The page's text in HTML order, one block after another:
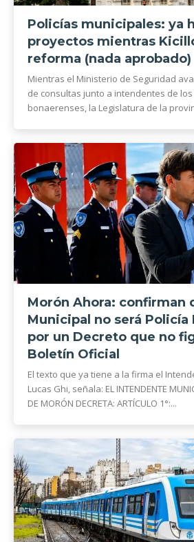
Policías municipales: ya
proyectos mientras
reforma (nada aprobado)
Mientras el Ministerio de Seguridad
de consultas junto a intendentes de los
bonaerenses, la Legislatura de la
Morón Ahora: confirman
Municipal no será Policía
por un Decreto que no
Boletín Oficial
El texto que ya tiene a la firma el
Lucas Ghi, señala: EL INTENDENTE MUNICIPAL DEL PARTIDO
DE MORÓN DECRETA: ARTÍCULO 1°:...